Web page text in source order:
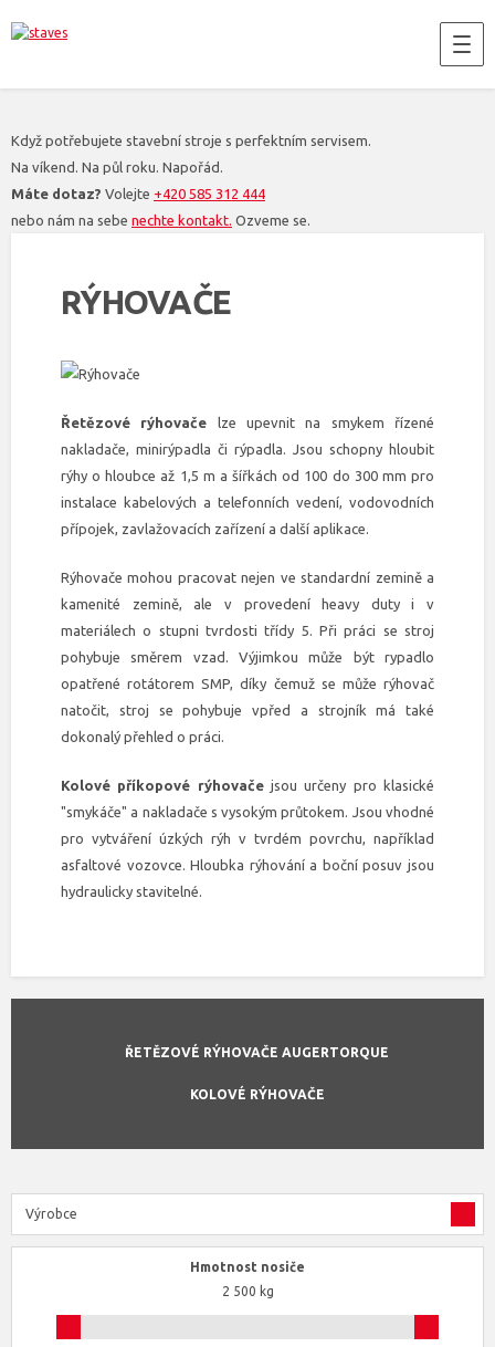
Když potřebujete stavební stroje s perfektním servisem.
Na víkend. Na půl roku. Napořád.
Máte dotaz? Volejte +420 585 312 444
nebo nám na sebe nechte kontakt. Ozveme se.
RÝHOVAČE
Řetězové rýhovače lze upevnit na smykem řízené
nakladače, minirýpadla či rýpadla. Jsou schopny hloubit
rýhy o hloubce až 1,5 m a šířkách od 100 do 300 mm pro
instalace kabelových a telefonních vedení, vodovodních
přípojek, zavlažovacích zařízení a další aplikace.
Rýhovače mohou pracovat nejen ve standardní zemině a
kamenité zemině, ale v provedení heavy duty i v
materiálech o stupni tvrdosti třídy 5. Při práci se stroj
pohybuje směrem vzad. Výjimkou může být rypadlo
opatřené rotátorem SMP, díky čemuž se může rýhovač
natočit, stroj se pohybuje vpřed a strojník má také
dokonalý přehled o práci.
Kolové příkopové rýhovačejsou určeny pro klasické
"smykáče" a nakladače s vysokým průtokem. Jsou vhodné
pro vytváření úzkých rýh v tvrdém povrchu, například
asfaltové vozovce. Hloubka rýhování a boční posuv jsou
hydraulicky stavitelné.
ŘETĚZOVÉ RÝHOVAČE AUGERTORQUE
KOLOVÉ RÝHOVAČE
Výrobce
Hmotnost nosiče
2 500 kg